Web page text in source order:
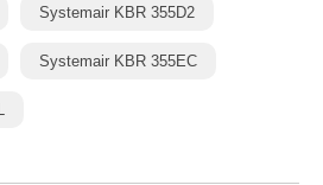
Systemair KBR 355D2
Systemair KBR 355EC